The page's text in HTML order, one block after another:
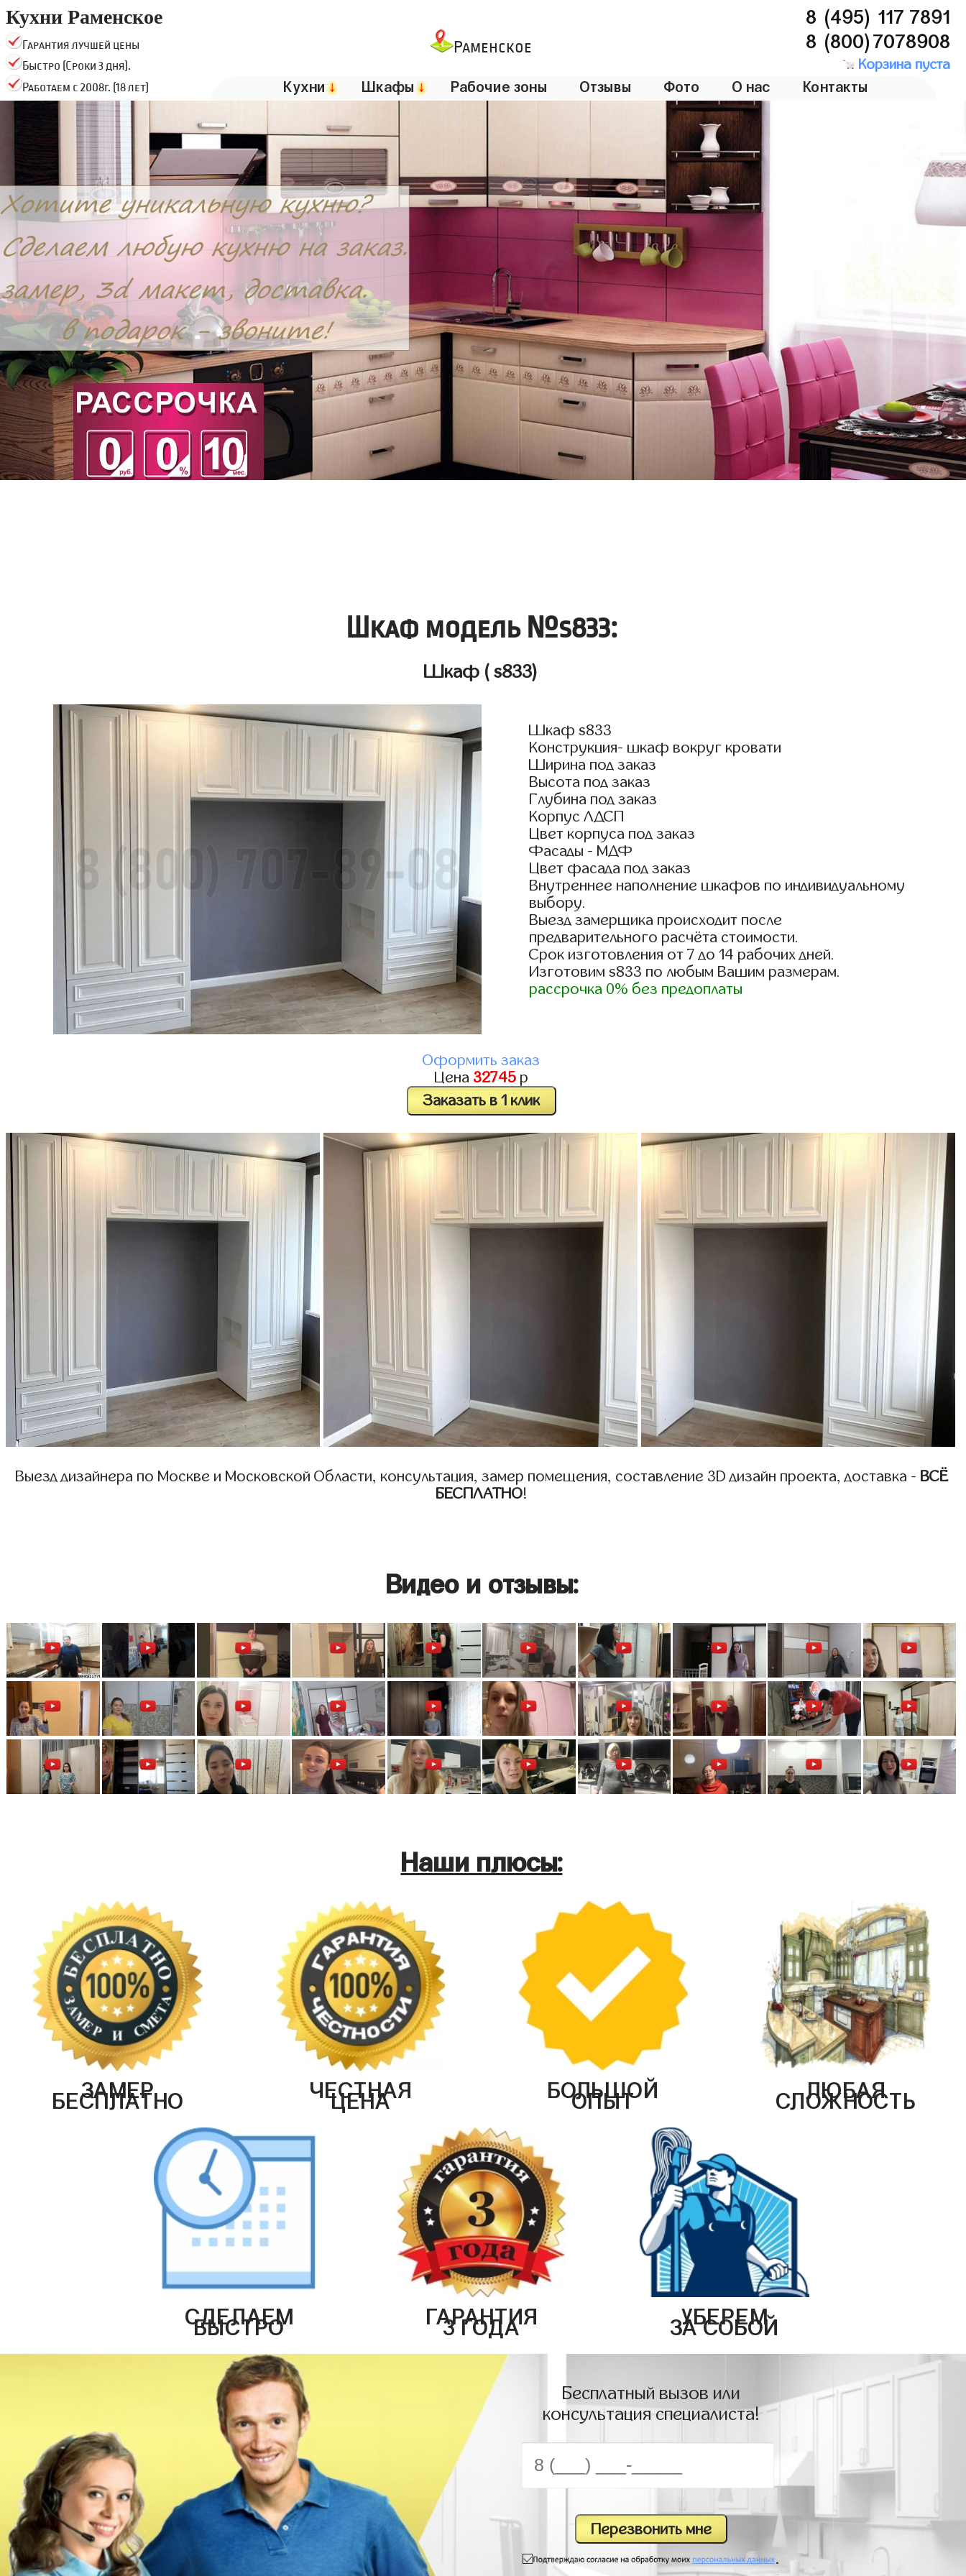
Кухни Раменское
Гарантия лучшей цены
Быстро (Сроки 3 дня).
Работаем с 2008г. (18 лет)
Раменское
8 (495) 117 7891
8 (800)7078908
Корзина пуста
Кухни↓ Шкафы↓ Рабочие зоны Отзывы Фото О нас Контакты
Шкаф модель №s833:
Шкаф ( s833)
Шкаф s833
Конструкция- шкаф вокруг кровати
Ширина под заказ
Высота под заказ
Глубина под заказ
Корпус ЛДСП
Цвет корпуса под заказ
Фасады - МДФ
Цвет фасада под заказ
Внутреннее наполнение шкафов по индивидуальному
выбору.
Выезд замерщика происходит после
предварительного расчёта стоимости.
Срок изготовления от 7 до 14 рабочих дней.
Изготовим s833 по любым Вашим размерам.
рассрочка 0% без предоплаты
Оформить заказ
Цена 32745 р
Заказать в 1 клик
Выезд дизайнера по Москве и Московской Области, консультация, замер помещения, составление 3D дизайн проекта, доставка - ВСЁ
БЕСПЛАТНО!
Видео и отзывы:
Наши плюсы:
ЗАМЕР
БЕСПЛАТНО ЧЕСТНАЯ
ЦЕНА БОЛЬШОЙ
ОПЫТ ЛЮБАЯ
СЛОЖНОСТЬ
СДЕЛАЕМ
БЫСТРО ГАРАНТИЯ
3 ГОДА УБЕРЕМ
ЗА СОБОЙ
Бесплатный вызов или
консультация специалиста!
.